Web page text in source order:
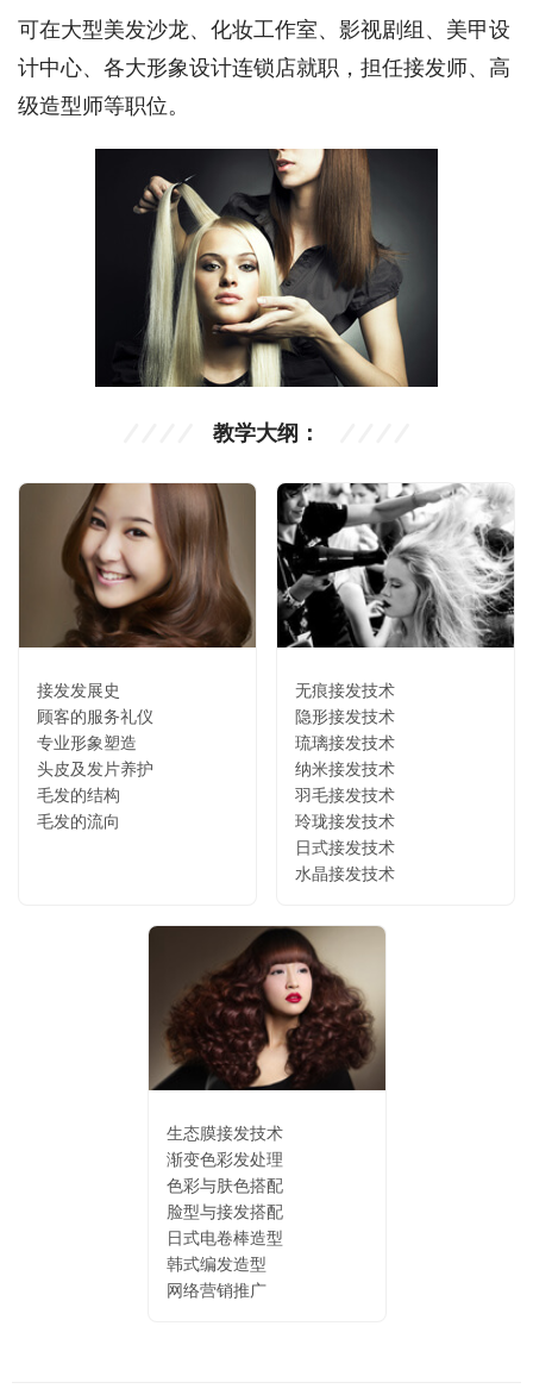
可在大型美发沙龙、化妆工作室、影视剧组、美甲设
计中心、各大形象设计连锁店就职，担任接发师、高
级造型师等职位。
教学大纲：
接发发展史
顾客的服务礼仪
专业形象塑造
头皮及发片养护
毛发的结构
毛发的流向
无痕接发技术
隐形接发技术
琉璃接发技术
纳米接发技术
羽毛接发技术
玲珑接发技术
日式接发技术
水晶接发技术
生态膜接发技术
渐变色彩发处理
色彩与肤色搭配
脸型与接发搭配
日式电卷棒造型
韩式编发造型
网络营销推广